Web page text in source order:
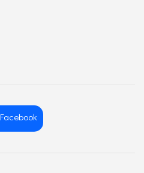
Facebook